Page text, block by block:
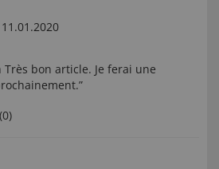
11.01.2020
bon article. Je ferai une
0)